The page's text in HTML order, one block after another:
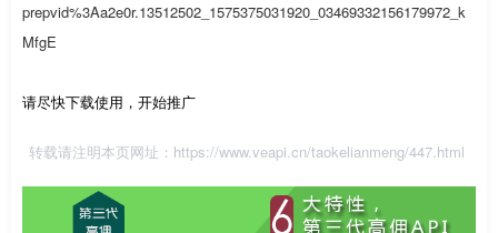
prepvid%3Aa2e0r.13512502_1575375031920_03469332156179972_k
MfgE
请尽快下载使用，开始推广
转载请注明本页网址： https://www.veapi.cn/taokelianmeng/447.html